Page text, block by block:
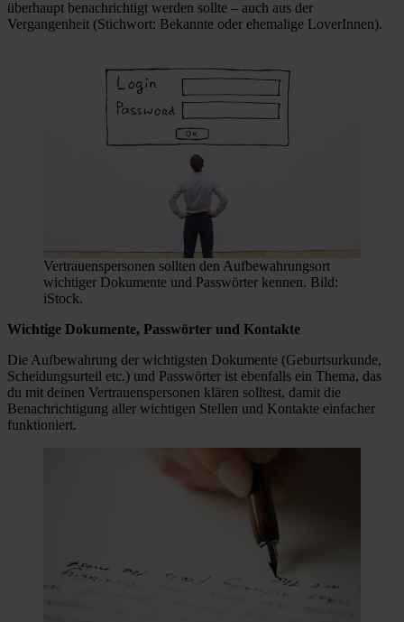
überhaupt benachrichtigt werden sollte – auch aus der
Vergangenheit (Stichwort: Bekannte oder ehemalige LoverInnen).
Vertrauenspersonen sollten den Aufbewahrungsort
wichtiger Dokumente und Passwörter kennen. Bild:
iStock.
Wichtige Dokumente, Passwörter und Kontakte
Die Aufbewahrung der wichtigsten Dokumente (Geburtsurkunde,
Scheidungsurteil etc.) und Passwörter ist ebenfalls ein Thema, das
du mit deinen Vertrauenspersonen klären solltest, damit die
Benachrichtigung aller wichtigen Stellen und Kontakte einfacher
funktioniert.